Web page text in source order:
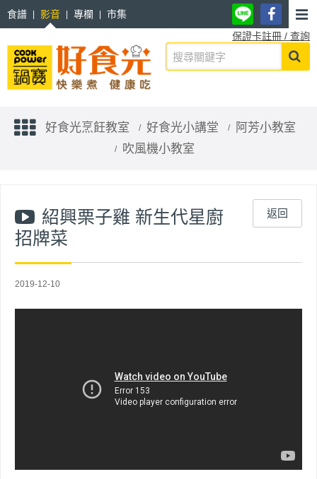
食譜 影音 專欄
市集
保證卡註冊 / 查詢
好食光烹飪教室 好食光小講堂
阿芳小教室
吹風機小教室
紹興栗子雞 新生代星廚
招牌菜
返回
2019-12-10